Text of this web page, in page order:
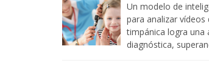
Un modelo de
para analizar vídeos
timpánica logra una
diagnóstica,